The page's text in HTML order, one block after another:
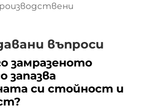
въпроси
замразеното
запазва
си стойност и